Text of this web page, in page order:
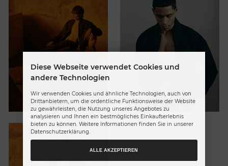
Diese Webseite verwendet Cookies und
andere Technologien
Wir verwenden Cookies und ähnliche Technologien, auch von
Drittanbietern, um die ordentliche Funktionsweise der Website
zu gewährleisten, die Nutzung unseres Angebotes zu
analysieren und Ihnen ein bestmögliches Einkaufserlebnis
bieten zu können. Weitere Informationen finden Sie in unserer
Datenschutzerklärung.
ALLE AKZEPTIEREN